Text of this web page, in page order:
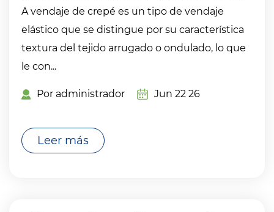
A vendaje de crepé es un tipo de vendaje
elástico que se distingue por su característica
textura del tejido arrugado o ondulado, lo que
le con...
Por administrador Jun 22 26
Leer más